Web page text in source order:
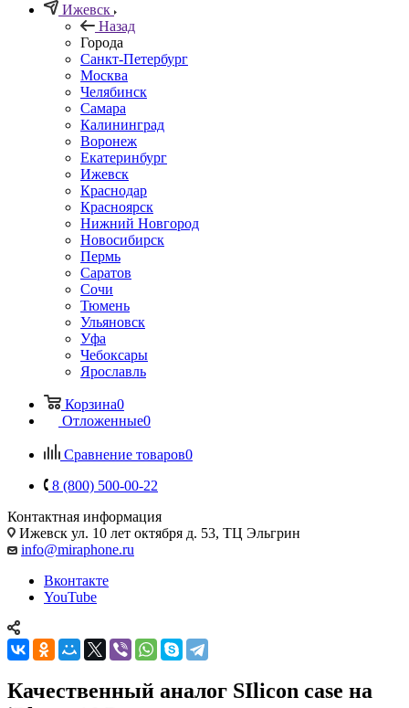
Ижевск
Назад
Города
Санкт-Петербург
Москва
Челябинск
Самара
Калининград
Воронеж
Екатеринбург
Ижевск
Краснодар
Красноярск
Нижний Новгород
Новосибирск
Пермь
Саратов
Сочи
Тюмень
Ульяновск
Уфа
Чебоксары
Ярославль
Корзина0
Отложенные0
Сравнение товаров0
8 (800) 500-00-22
Контактная информация
Ижевск ул. 10 лет октября д. 53, ТЦ Эльгрин
info@miraphone.ru
Вконтакте
YouTube
Качественный аналог SIlicon case на